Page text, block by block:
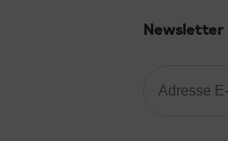
Newsletter